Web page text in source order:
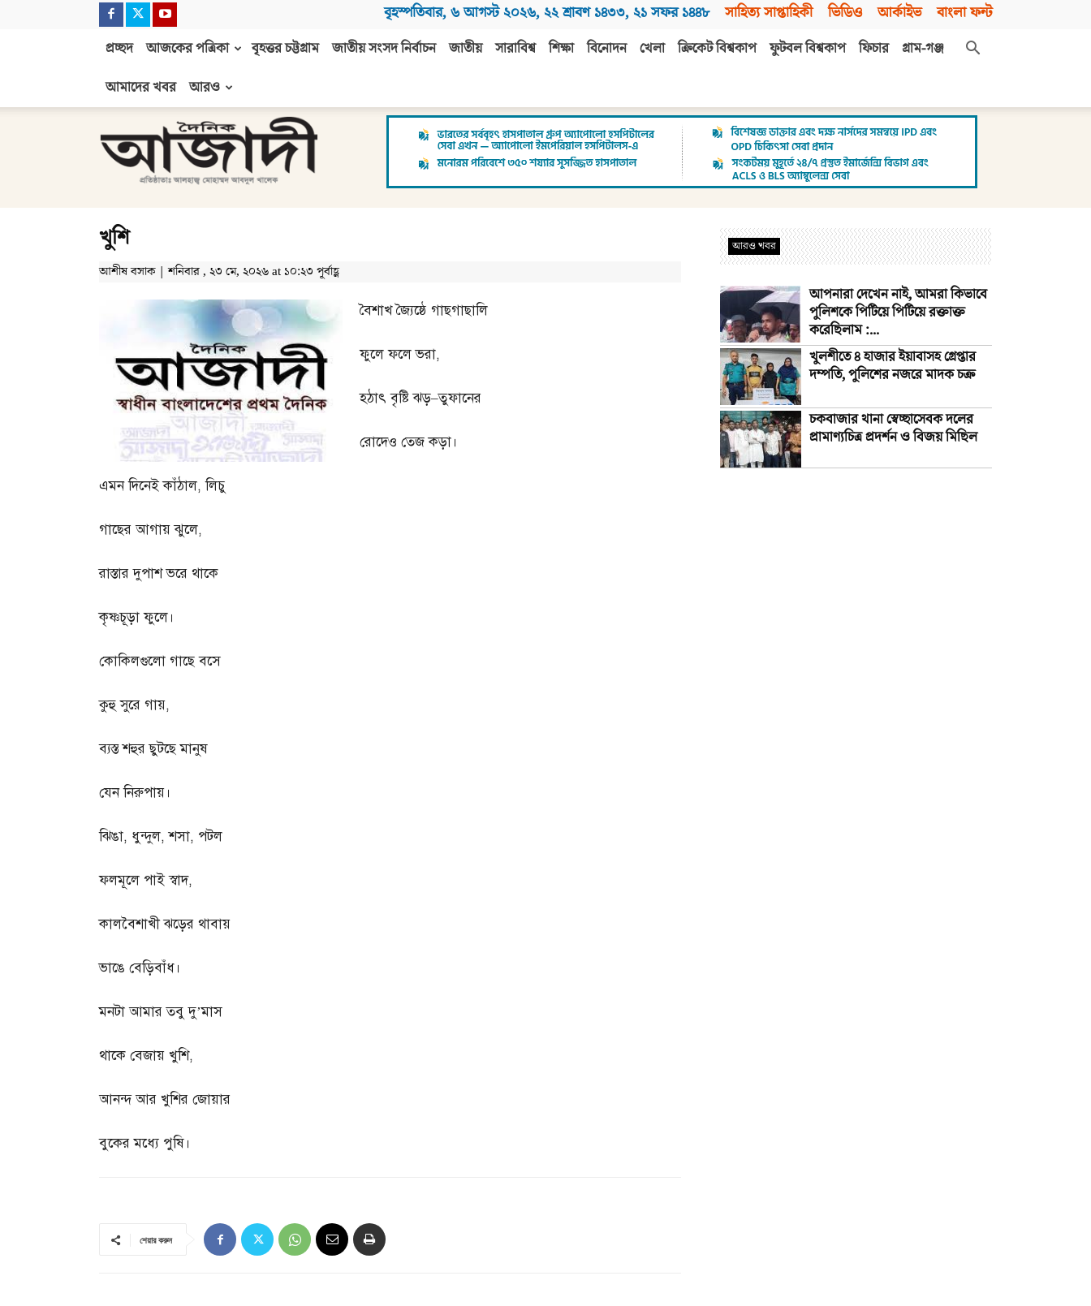
বৃহস্পতিবার, ৬ আগস্ট ২০২৬, ২২ শ্রাবণ ১৪৩৩, ২১ সফর ১৪৪৮ সাহিত্য সাপ্তাহিকী ভিডিও আর্কাইভ বাংলা ফন্ট
প্রচ্ছদ আজকের পত্রিকা বৃহত্তর চট্টগ্রাম জাতীয় সংসদ নির্বাচন জাতীয় সারাবিশ্ব শিক্ষা বিনোদন খেলা ক্রিকেট বিশ্বকাপ ফুটবল বিশ্বকাপ ফিচার
গ্রাম-গঞ্জ
আমাদের খবর
আরও
আজাদী
খুশি
আশীষ বসাক | শনিবার , ২৩ মে, ২০২৬ at ১০:২৩ পূর্বাহ্ণ
বৈশাখ জ্যৈষ্ঠে গাছগাছালি
ফুলে ফলে ভরা,
হঠাৎ বৃষ্টি ঝড়–তুফানের
রোদেও তেজ কড়া।
এমন দিনেই কাঁঠাল,লিচু
গাছের আগায় ঝুলে,
রাস্তার দুপাশ ভরে থাকে
কৃষ্ণচূড়া ফুলে।
কোকিলগুলো গাছে বসে
কুহু সুরে গায়,
ব্যস্ত শহুর ছুটছে মানুষ
যেন নিরুপায়।
ঝিঙা, ধুন্দুল,শসা, পটল
ফলমূলে পাই স্বাদ,
কালবৈশাখী ঝড়ের থাবায়
ভাঙে বেড়িবাঁধ।
মনটা আমার তবু দু’মাস
থাকে বেজায় খুশি,
আনন্দ আর খুশির জোয়ার
বুকের মধ্যে পুষি।
শেয়ার করুন
আরও খবর
আপনারা দেখেন নাই, আমরা কিভাবে
পুলিশকে পিটিয়ে পিটিয়ে রক্তাক্ত
করেছিলাম :...
খুলশীতে ৪ হাজার ইয়াবাসহ গ্রেপ্তার
দম্পতি, পুলিশের নজরে মাদক চক্র
চকবাজার থানা স্বেচ্ছাসেবক দলের
প্রামাণ্যচিত্র প্রদর্শন ও বিজয় মিছিল